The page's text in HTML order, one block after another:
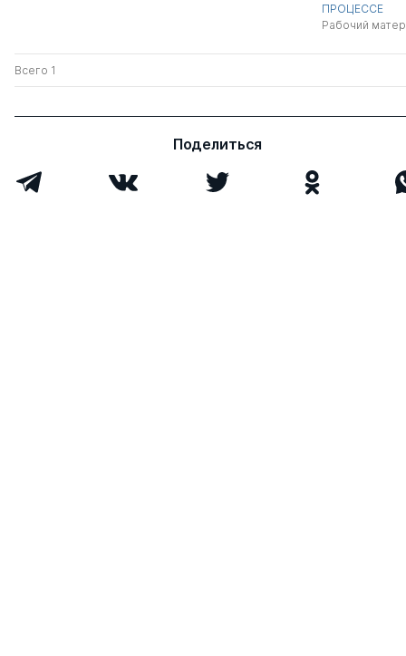
ПРОЦЕССЕ
Рабочий
Всего 1
Поделиться